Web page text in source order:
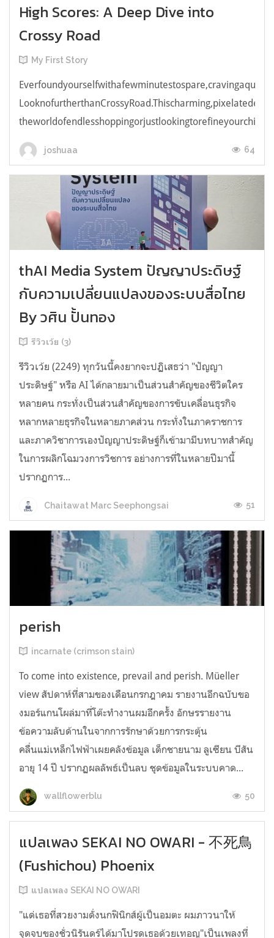
High Scores: A Deep Dive into
Crossy Road
My First Story
joshuaa 64
thAI Media System ปัญญาประดิษฐ์
กับความเปลี่ยนแปลงของระบบสื่อไทย
By วศิน ปั้นทอง
รีวิวเว้ย (3)
รีวิวเว้ย (2249) ทุกวันนี้คงยากจะปฏิเสธว่า "ปัญญา
ประดิษฐ์" หรือ AI ได้กลายมาเป็นส่วนสำคัญของชีวิตใคร
หลายคน กระทั่งเป็นส่วนสำคัญของการขับเคลื่อนธุรกิจ
หลากหลายธุรกิจในหลายภาคส่วน กระทั่งในภาคราชการ
และภาควิชาการเองปัญญาประดิษฐ์ก็เข้ามามีบทบาทสำคัญ
ในการผลิกโฉมวงการวิชการ อย่างการที่ในหลายปีมานี้
ปรากฏการ...
Chaitawat Marc Seephongsai 51
perish
incarnate (crimson stain)
To come into existence, prevail and perish. Müeller
view สัปดาห์ที่สามของเดือนกรกฎาคม รายงานอีกฉบับขอ
งมอร์แกนโผล่มาที่โต๊ะทำงานผมอีกครั้ง อักษรรายงาน
ข้อความลับด้านในจากการรักษาด้วยการกระตุ้น
คลื่นแม่เหล็กไฟฟ้าเผยคลังข้อมูล เด็กชายนาม ลูเซียน บีสัน
อายุ 14 ปี ปรากฏผลลัพธ์เป็นลบ ชุดข้อมูลในระบบคาด...
wallflowerblu 50
แปลเพลง SEKAI NO OWARI - 不死鳥
(Fushichou) Phoenix
แปลเพลง SEKAI NO OWARI
"แด่เธอที่สวยงามดั่งนกฟินิกส์ผู้เป็นอมตะ ผมภาวนาให้
จุดจบของชั่วนิรันดร์ได้มาโปรดเธอด้วยเทอญ"เป็นเพลงที่